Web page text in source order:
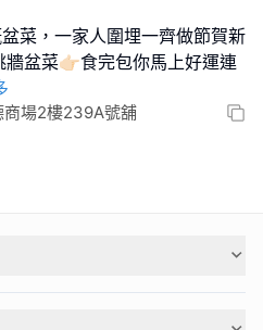
菜，一家人圍埋一齊做節賀新
盆菜👉🏻食完包你馬上好運連
商場2樓239A號舖